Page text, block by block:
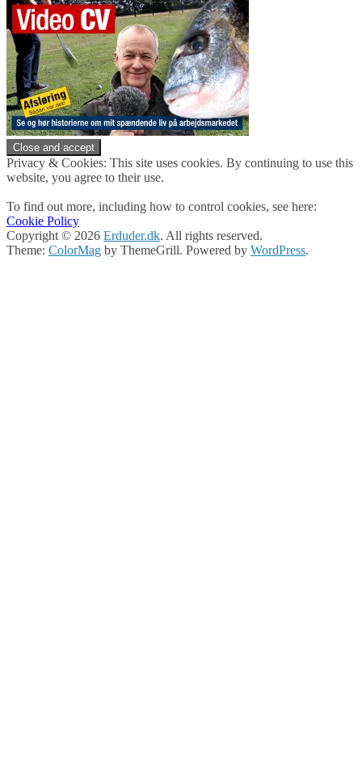
Privacy & Cookies: This site uses cookies. By continuing to use this
website, you agree to their use.
To find out more, including how to control cookies, see here:
Cookie Policy
Copyright © 2026 Erduder.dk. All rights reserved.
Theme: ColorMag by ThemeGrill. Powered by WordPress.